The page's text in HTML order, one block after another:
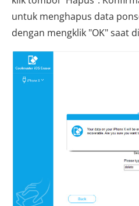
untuk menghapus data
dengan mengklik "OK" saat